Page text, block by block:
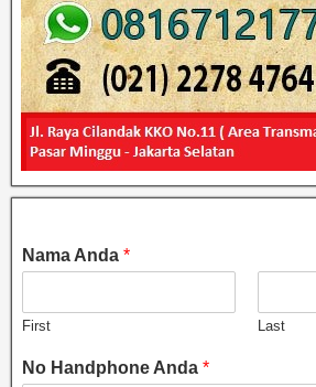
Nama Anda *
First Last
No Handphone Anda *